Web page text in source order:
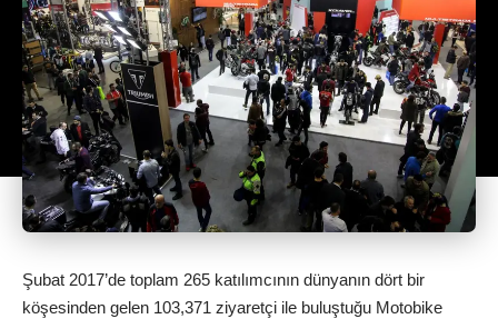
Şubat 2017’de toplam 265 katılımcının dünyanın dört bir
köşesinden gelen 103,371 ziyaretçi ile buluştuğu Motobike